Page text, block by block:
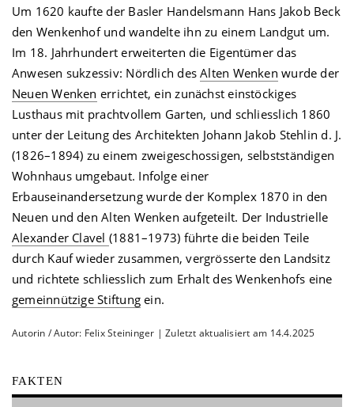
Um 1620 kaufte der Basler Handelsmann Hans Jakob Beck
den Wenkenhof und wandelte ihn zu einem Landgut um.
Im 18. Jahrhundert erweiterten die Eigentümer das
Anwesen sukzessiv: Nördlich desAlten Wenken wurde der
Neuen Wenken errichtet, ein zunächst einstöckiges
Lusthaus mit prachtvollem Garten, und schliesslich 1860
unter der Leitung des Architekten Johann Jakob Stehlin d. J.
(1826–1894) zu einem zweigeschossigen, selbstständigen
Wohnhaus umgebaut. Infolge einer
Erbauseinandersetzung wurde der Komplex 1870 in den
Neuen und den Alten Wenken aufgeteilt. Der Industrielle
Alexander Clavel (1881–1973) führte die beiden Teile
durch Kauf wieder zusammen, vergrösserte den Landsitz
und richtete schliesslich zum Erhalt des Wenkenhofs eine
gemeinnützige Stiftungein.
Autorin / Autor: Felix Steininger | Zuletzt aktualisiert am 14.4.2025
FAKTEN